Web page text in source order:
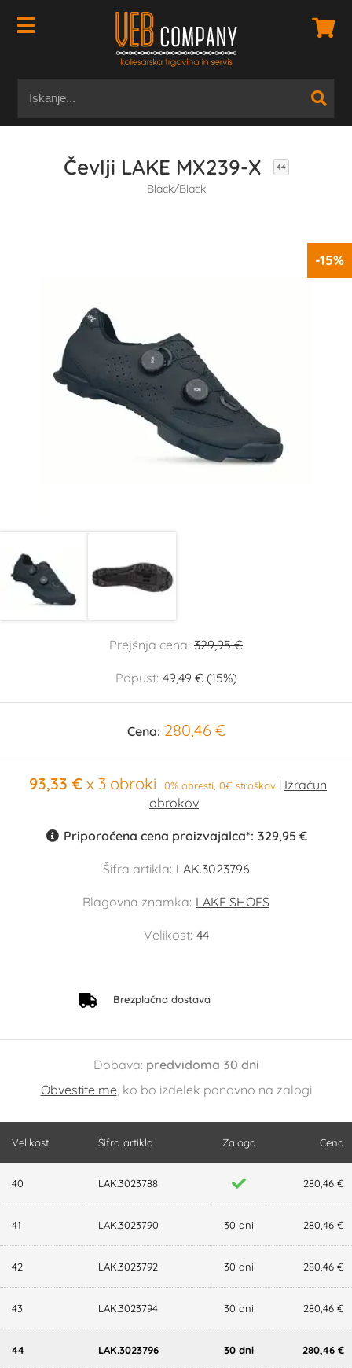
Čevlji LAKE MX239-X 44
Black/Black
-15%
Prejšnja cena: 329,95 €
Popust: 49,49 € (15%)
Cena: 280,46 €
93,33 € x 3 obroki 0% obresti, 0€ stroškov
Priporočena cena proizvajalca*: 329,95 €
Šifra artikla: LAK.3023796
Blagovna znamka: LAKE SHOES
Velikost: 44
Brezplačna dostava
Dobava: predvidoma 30 dni
Obvestite me, ko bo izdelek ponovno na zalogi
Velikost Šifra artikla Zaloga Cena
40 LAK.3023788 280,46 €
41 LAK.3023790 30 dni 280,46 €
42 LAK.3023792 30 dni 280,46 €
43 LAK.3023794 30 dni 280,46 €
44 LAK.3023796 30 dni 280,46 €